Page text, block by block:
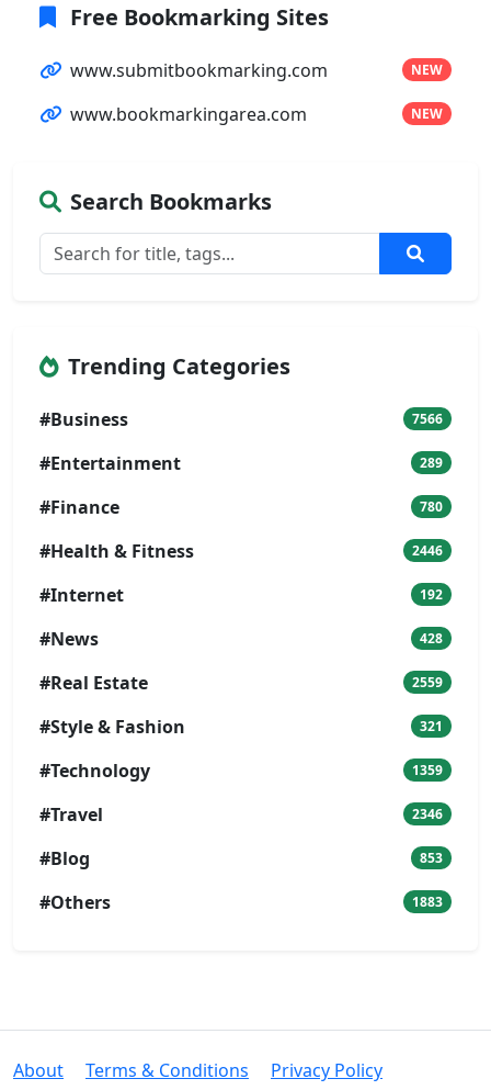
Free Bookmarking Sites
www.submitbookmarking.com NEW
www.bookmarkingarea.com NEW
Search Bookmarks
Trending Categories
#Business 7566
#Entertainment 289
#Finance 780
#Health & Fitness 2446
#Internet 192
#News 428
#Real Estate 2559
#Style & Fashion 321
#Technology 1359
#Travel 2346
#Blog 853
#Others 1883
About Terms & Conditions
Privacy Policy